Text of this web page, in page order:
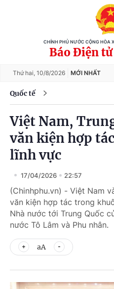
CHÍNH PHỦ NƯỚC CỘNG HÒA
Báo Điện
Thứ hai, 10/8/2026 MỚI NHẤT
Quốc tế
Việt Nam,
văn kiện hợp
lĩnh vực
17/04/2026 22:57
(Chinhphu.vn) - Việt Nam
văn kiện hợp tác trong
Nhà nước tới Trung Quốc
nước Tô Lâm và Phu nhân.
aA